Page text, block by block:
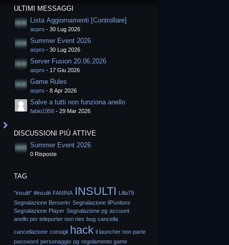
ULTIMI MESSAGGI
Lista Aggiornamenti [Controllare]
aspro -30 Lug 2026
Summer Event 2026
aspro -30 Lug 2026
Server Fusion 20.06.2026
aspro - 17 Giu 2026
Game Rules
aspro -8 Apr 2026
Salve a tutti non funziona anello
fabio1956 -29 Mar 2026
DISCUSSIONI PIÙ ATTIVE
Summer Event 2026
0 Risposte
TAG
"insulti" #insulti FANINA INSULTI Lilla79
Segnalazione Berserkr Segnalazione IlPunitore
Segnalazione Player Segnalazione pg account
anello per teleporter non ries bug cancella
cancellazione consigli hack
il launcher non parte
password personaggio pg regolamento game